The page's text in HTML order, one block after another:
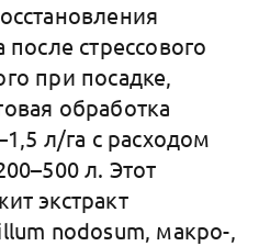
после стрессового
при посадке,
обработка
л/га с расходом
л. Этот
экстракт
nodosum, макро-,